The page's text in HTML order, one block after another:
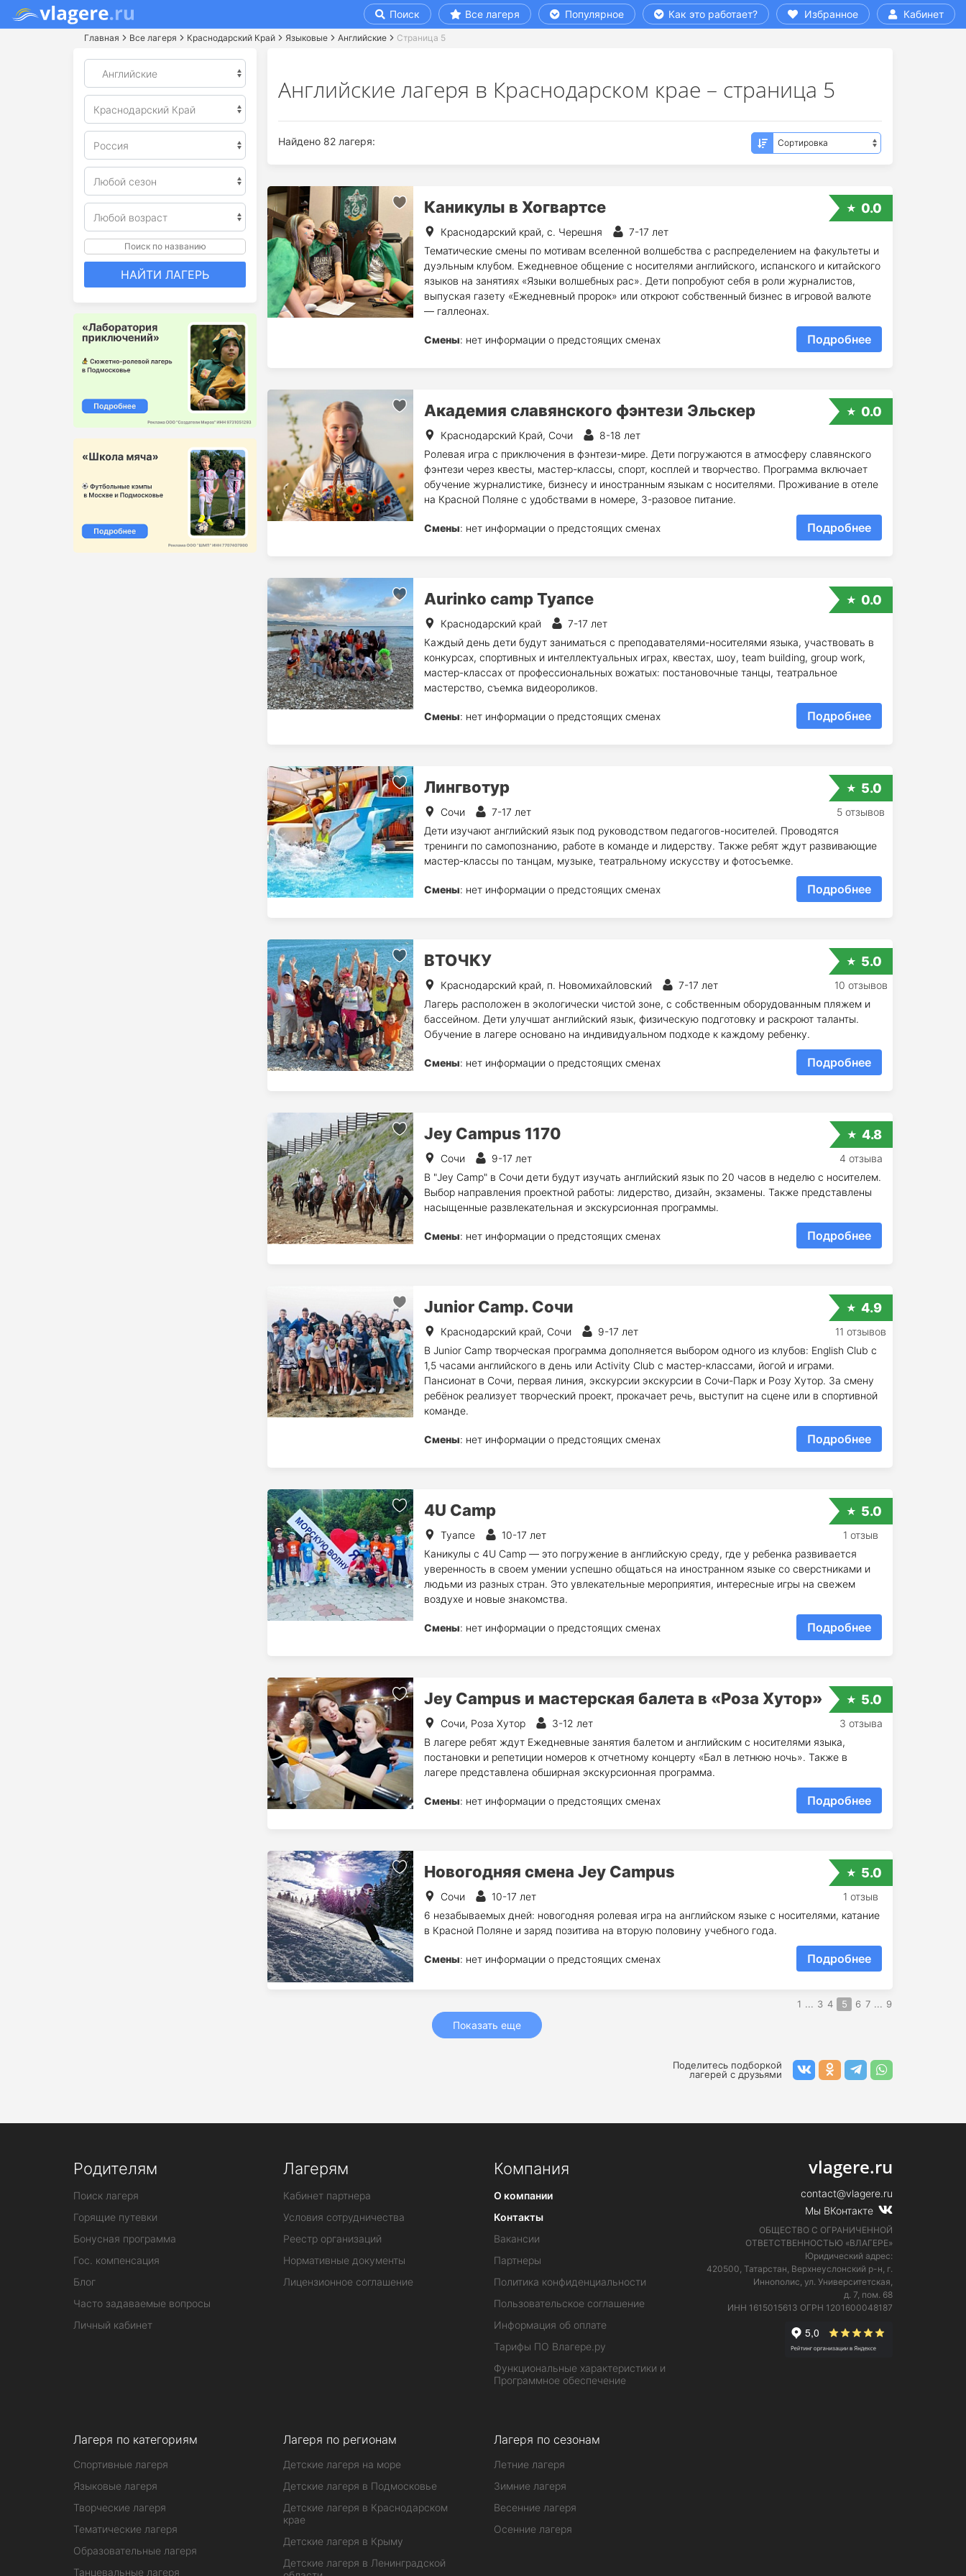
Поиск Все лагеря Популярное Как это работает? Избранное Кабинет
Главная Все лагеря Краснодарский Край Языковые Английские Страница 5
Поиск по названию
НАЙТИ ЛАГЕРЬ
Английские лагеря в Краснодарском крае – страница 5
Найдено 82 лагеря:
Каникулы в Хогвартсе
Краснодарский край, с. Черешня
7-17 лет
Тематические смены по мотивам вселенной волшебства с распределением на факультеты и
дуэльным клубом. Ежедневное общение с носителями английского, испанского и китайского
языков на занятиях «Языки волшебных рас». Дети попробуют себя в роли журналистов,
выпуская газету «Ежедневный пророк» или откроют собственный бизнес в игровой валюте
— галлеонах.
Смены: нет информации о предстоящих сменах Подробнее
0.0
Академия славянского фэнтези Эльскер
Краснодарский Край, Сочи
8-18 лет
Ролевая игра с приключения в фэнтези-мире. Дети погружаются в атмосферу славянского
фэнтези через квесты, мастер-классы, спорт, косплей и творчество. Программа включает
обучение журналистике, бизнесу и иностранным языкам с носителями. Проживание в отеле
на Красной Поляне с удобствами в номере, 3-разовое питание.
Смены: нет информации о предстоящих сменах Подробнее
0.0
Aurinko camp Туапсе
Краснодарский край
7-17 лет
Каждый день дети будут заниматься с преподавателями-носителями языка, участвовать в
конкурсах, спортивных и интеллектуальных играх, квестах, шоу, team building, group work,
мастер-классах от профессиональных вожатых: постановочные танцы, театральное
мастерство, съемка видеороликов.
Смены: нет информации о предстоящих сменах Подробнее
0.0
Лингвотур
Сочи
7-17 лет
Дети изучают английский язык под руководством педагогов-носителей. Проводятся
тренинги по самопознанию, работе в команде и лидерству. Также ребят ждут развивающие
мастер-классы по танцам, музыке, театральному искусству и фотосъемке.
Смены: нет информации о предстоящих сменах Подробнее
5.0
5 отзывов
ВТОЧКУ
Краснодарский край, п. Новомихайловский
7-17 лет
Лагерь расположен в экологически чистой зоне, с собственным оборудованным пляжем и
бассейном. Дети улучшат английский язык, физическую подготовку и раскроют таланты.
Обучение в лагере основано на индивидуальном подходе к каждому ребенку.
Смены: нет информации о предстоящих сменах Подробнее
5.0
10 отзывов
Jey Campus 1170
Сочи
9-17 лет
В "Jey Camp" в Сочи дети будут изучать английский язык по 20 часов в неделю с носителем.
Выбор направления проектной работы: лидерство, дизайн, экзамены. Также представлены
насыщенные развлекательная и экскурсионная программы.
Смены: нет информации о предстоящих сменах Подробнее
4.8
4 отзыва
Junior Camp. Сочи
Краснодарский край, Сочи
9-17 лет
В Junior Camp творческая программа дополняется выбором одного из клубов: English Club с
1,5 часами английского в день или Activity Club с мастер-классами, йогой и играми.
Пансионат в Сочи, первая линия, экскурсии экскурсии в Сочи-Парк и Розу Хутор. За смену
ребёнок реализует творческий проект, прокачает речь, выступит на сцене или в спортивной
команде.
Смены: нет информации о предстоящих сменах Подробнее
4.9
11 отзывов
4U Camp
Туапсе
10-17 лет
Каникулы с 4U Camp — это погружение в английскую среду, где у ребенка развивается
уверенность в своем умении успешно общаться на иностранном языке со сверстниками и
людьми из разных стран. Это увлекательные мероприятия, интересные игры на свежем
воздухе и новые знакомства.
Смены: нет информации о предстоящих сменах Подробнее
5.0
1 отзыв
Jey Campus и мастерская балета в «Роза Хутор»
Сочи, Роза Хутор
3-12 лет
В лагере ребят ждут Ежедневные занятия балетом и английским с носителями языка,
постановки и репетиции номеров к отчетному концерту «Бал в летнюю ночь». Также в
лагере представлена обширная экскурсионная программа.
Смены: нет информации о предстоящих сменах Подробнее
5.0
3 отзыва
Новогодняя смена Jey Campus
Сочи
10-17 лет
6 незабываемых дней: новогодняя ролевая игра на английском языке с носителями, катание
в Красной Поляне и заряд позитива на вторую половину учебного года.
Смены: нет информации о предстоящих сменах Подробнее
5.0
1 отзыв
1 ... 3 4 5 6 7 ... 9
Показать еще
Поделитесь подборкой
лагерей с друзьями
Родителям
Поиск лагеря
Горящие путевки
Бонусная программа
Гос. компенсация
Блог
Часто задаваемые вопросы
Личный кабинет
Лагерям
Кабинет партнера
Условия сотрудничества
Реестр организаций
Нормативные документы
Лицензионное соглашение
Компания
О компании
Контакты
Вакансии
Партнеры
Политика конфиденциальности
Пользовательское соглашение
Информация об оплате
Тарифы ПО Влагере.ру
Функциональные характеристики и
Программное обеспечение
Лагеря по категориям
Спортивные лагеря
Языковые лагеря
Творческие лагеря
Тематические лагеря
Образовательные лагеря
Танцевальные лагеря
Лагеря по регионам
Детские лагеря на море
Детские лагеря в Подмосковье
Детские лагеря в Краснодарском
крае
Детские лагеря в Крыму
Детские лагеря в Ленинградской
Лагеря по сезонам
Летние лагеря
Зимние лагеря
Весенние лагеря
Осенние лагеря
vlagere.ru
contact@vlagere.ru
Мы ВКонтакте
ОБЩЕСТВО С ОГРАНИЧЕННОЙ
ОТВЕТСТВЕННОСТЬЮ «ВЛАГЕРЕ»
Юридический адрес:
420500, Татарстан, Верхнеуслонский р-н, г.
Иннополис, ул. Университетская,
д. 7, пом. 68
ИНН 1615015613 ОГРН 1201600048187